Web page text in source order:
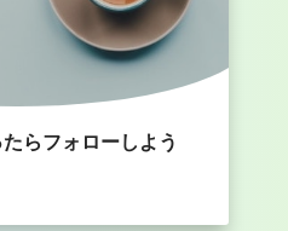
らフォローしよう